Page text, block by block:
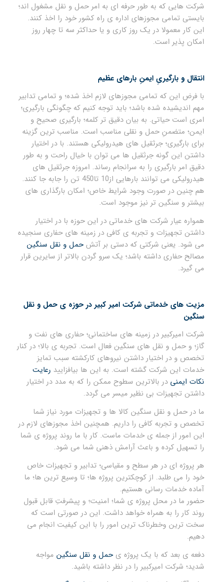
شرکت هایی که به طور حرفه ای به امر حمل و نقل مشغول اند؛
بایستی تمامی مجوزهای اداره ی راه کشور خود را اخذ کنند.
این کار معمولا در یک روز کاری و یا حداکثر سه تا چهار روز
امکان پذیر است.
انتقال و بارگیریِ ایمنِ بارهای عظیم
با فرض این که تمامی مجوزهای لازم اخذ شده؛ و تمامی تدابیر
مهم اندیشیده شده باشد؛ باید توجه کنیم که چگونگی بارگیری؛
امری است حیاتی. به بیان دقیق تر کلمه؛ بارگیری صحیح و
ایمن؛ متضمنِ حمل و نقلی مناسب است. مناسب ترین گزینه
برای بارگیری؛ جرثقیل های هیدرولیکی هستند. با در اختیار
داشتن این گونه جرثقیل ها می توان با خیال راحت و به طور
دقیق امر بارگیری را به سرانجام رساند. امروزه جرثقیل های
هیدرولیکی می توانند بارهایی از10 تا450 تن را جابه جا کنند.
هم چنین در صورت وجود شرایط خاص؛ امکان بارگذاری های
بیشتر و سنگین تر نیز موجود است.
همواره عیار شرکت های خدماتی در این حوزه با در اختیار
داشتن تجهیزات و تجربه ی کافی در زمینه های حفاری سنجیده
می شود. یعنی شرکتی که دستی بر آتشحمل و نقل سنگین
مصالح حفاری داشته باشد؛ یک سرو گردن بالاتر از سایرین قرار
می گیرد.
مزیت های خدماتی شرکت امیر کبیر در حوزه ی حمل و نقل
سنگین
شرکت امیرکبیر در زمینه های ساختمانی؛ حفاری های نفت و
گاز؛ و حمل و نقل های سنگین فعال است. تجربه ی بالا؛ در کنار
تخصص و در اختیار داشتن نیروهای کارکشته سبب تمایز
خدمات این شرکت گشته است. به این ها بیافزایید رعایت
نکات ایمنیدر بالاترین سطوح ممکن را که به مدد در اختیار
داشتن تجهیزات بی نظیر میسر می گردد.
ما در حمل و نقل سنگین کالا ها و تجهیزات مورد نیاز شما
تخصص و تجربه کافی را داریم. همچنین اخذ مجوزهای لازم در
این امور از جمله ی خدمات ماست. کار با ما روند پروژه ی شما
را تسهیل کرده و باعث آرامش ذهنی شما می شود.
هر پروژه ای در هر سطح و مقیاسی؛ تدابیر و تجهیزات خاص
خود را می طلبد. از کوچکترین پروژه ها؛ تا وسیع ترین ها؛ ما
آماده خدمات رسانی هستیم.
حضور ما در محل پروژه ی شما؛ امنیت؛ و پیشرفتِ قابل قبول
روند کار را به همراه خواهد داشت. این در صورتی است که
سخت ترین وخطرناک ترین امور را با این کیفیت انجام می
دهیم.
دفعه ی بعد که با یک پروژه یحمل و نقل سنگینمواجه
شدید؛ شرکت امیرکبیر را در نظر داشته باشید.